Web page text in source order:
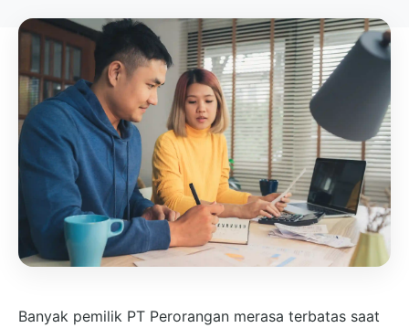
Banyak pemilik PT Perorangan merasa terbatas saat